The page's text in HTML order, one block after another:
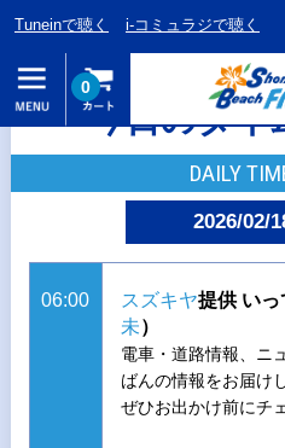
Tuneinで聴く i-コミュラジで聴く
0
今日のタイ
DAILY
2026/02/
06:00 スズキヤ提供 いっ
未）
電車・道路情報、ニ
ばんの情報をお届け
ぜひお出かけ前にチ